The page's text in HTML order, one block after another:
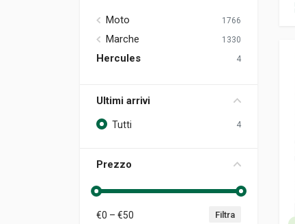
Moto 1766
Marche 1330
Hercules 4
Ultimi arrivi
Tutti 4
Prezzo
€0 – €50 Filtra